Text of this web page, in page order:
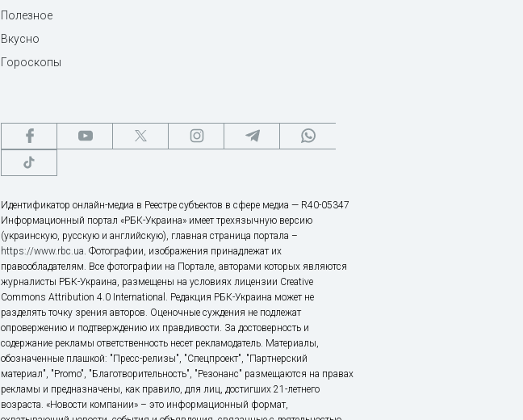
Полезное
Вкусно
Гороскопы
Идентификатор онлайн-медиа в Реестре субъектов в сфере медиа — R40-05347
Информационный портал «РБК-Украина» имеет трехязычную версию
(украинскую, русскую и английскую), главная страница портала –
https://www.rbc.ua. Фотографии, изображения принадлежат их
правообладателям. Все фотографии на Портале, авторами которых являются
журналисты РБК-Украина, размещены на условиях лицензии Creative
Commons Attribution 4.0 International. Редакция РБК-Украина может не
разделять точку зрения авторов. Оценочные суждения не подлежат
опровержению и подтверждению их правдивости. За достоверность и
содержание рекламы ответственность несет рекламодатель. Материалы,
обозначенные плашкой: "Пресс-релизы", "Спецпроект", "Партнерский
материал", "Promo", "Благотворительность", "Резонанс" размещаются на правах
рекламы и предназначены, как правило, для лиц, достигших 21-летнего
возраста. «Новости компании» – это информационный формат,